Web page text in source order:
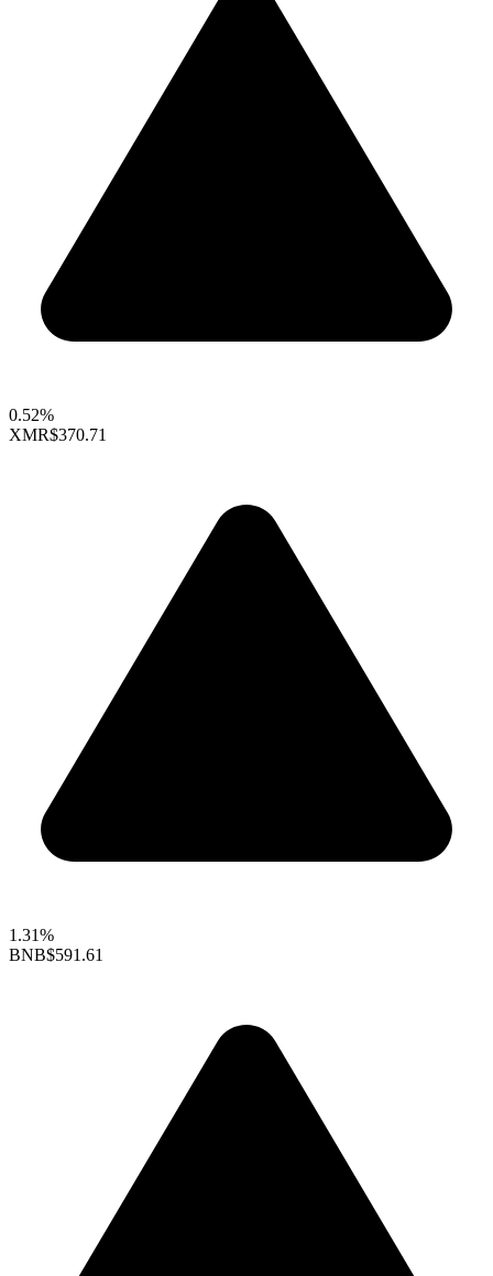
0.52%
XMR$370.71
1.31%
BNB$591.61